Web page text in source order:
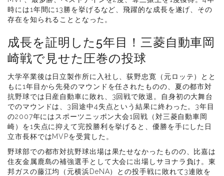
時には1年間に13勝を挙げるなど、飛躍的な成長を遂げ、その
存在を知られることとなった。
成長を証明した5年目！三菱自動車岡
崎戦で見せた圧巻の投球
大学卒業後は日立製作所に入社し、荻野忠寛（元ロッテ）とと
もに1年目から先発のマウンドを任されたものの、夏の都市対
抗野球では日産自動車に敗れ、3回戦で敗退。自身初の大舞台
でのマウンドは、3回途中4失点という結果に終わった。3年目
の2007年にはスポーツニッポン大会1回戦（対三菱自動車岡
崎）を1失点に抑えて完投勝利を挙げると、優勝を手にした日
立市長杯ではMVPを受賞した。
野球部での都市対抗野球出場は果たせなかったものの、比嘉は
住友金属鹿島の補強選手として大会に出場しサヨナラ負け。東
邦ガスの藤江均（元横浜DeNA）との投手戦に敗れて3連敗を